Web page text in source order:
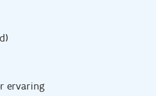
ervaring